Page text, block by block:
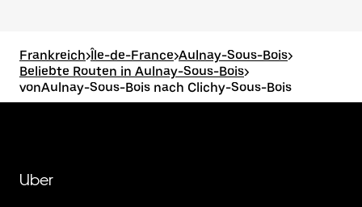
Frankreich>Île-de-France>Aulnay-Sous-Bois>
Beliebte Routen in Aulnay-Sous-Bois>
vonAulnay-Sous-Bois nach Clichy-Sous-Bois
Uber